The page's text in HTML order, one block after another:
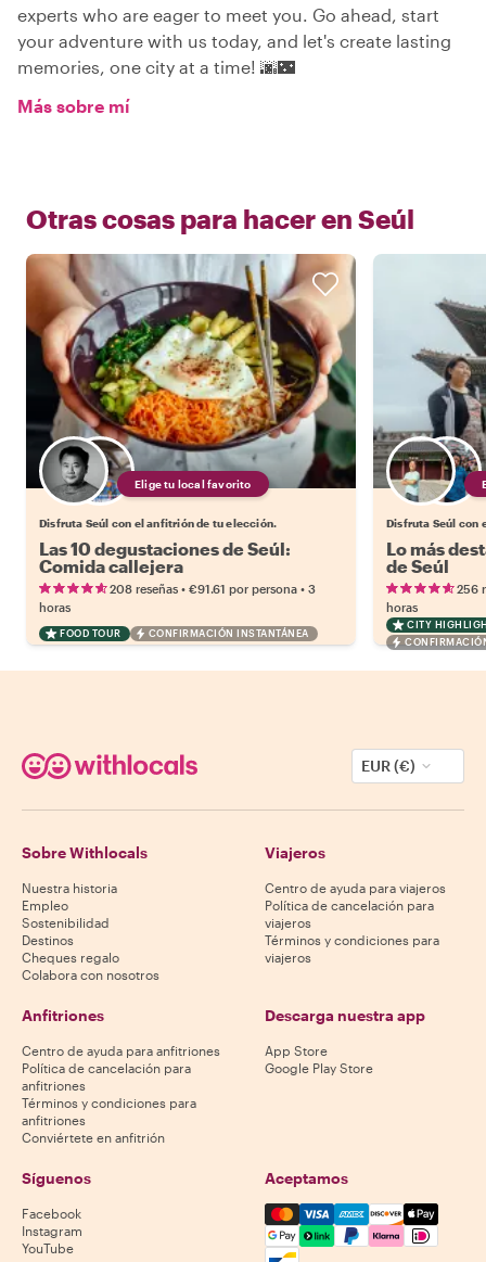
experts who are eager to meet you. Go ahead, start
your adventure with us today, and let's create lasting
memories, one city at a time! 🌆🌃
Más sobre mí
Otras cosas para hacer en Seúl
Elige tu local favorito
Disfruta Seúl con el anfitrión de tu elección.
Las 10 degustaciones de Seúl:
Comida callejera
208 reseñas • €91.61 por persona • 3
horas
FOOD TOUR CONFIRMACIÓN INSTANTÁNEA
Disfruta Seúl con
Lo más
de Seúl
256
horas
CITY
EUR (€)
Sobre Withlocals
Nuestra historia
Empleo
Sostenibilidad
Destinos
Cheques regalo
Colabora con nosotros
Viajeros
Centro de ayuda para viajeros
Política de cancelación para
viajeros
Términos y condiciones para
viajeros
Anfitriones
Centro de ayuda para anfitriones
Política de cancelación para
anfitriones
Términos y condiciones para
anfitriones
Conviértete en anfitrión
Descarga nuestra app
App Store
Google Play Store
Síguenos
Facebook
Instagram
YouTube
Aceptamos
Mastercard, Visa, Amex,